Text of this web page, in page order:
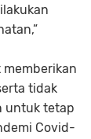
tidak
untuk tetap
Covid-